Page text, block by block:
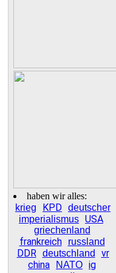
haben wir alles:
krieg
KPD deutscher
imperialismus USA
griechenland
frankreich russland
DDR deutschland
vr
china
NATO ig